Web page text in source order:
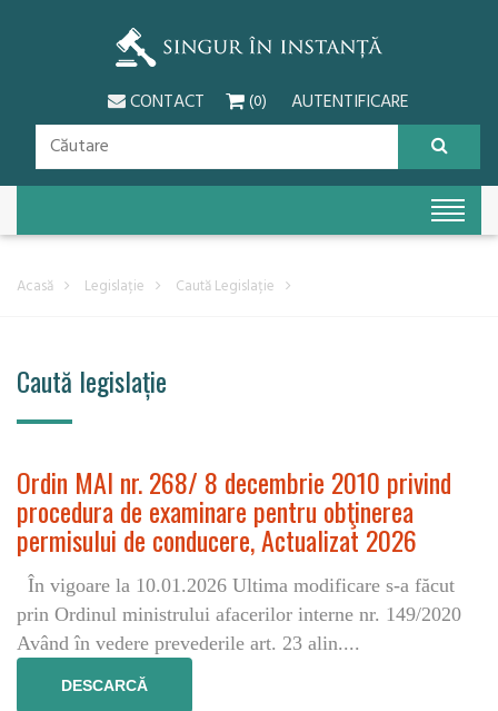
CONTACT (0) AUTENTIFICARE
Acasă Legislație Caută Legislație
Caută legislație
Ordin MAI nr. 268/ 8 decembrie 2010 privind
procedura de examinare pentru obţinerea
permisului de conducere, Actualizat 2026
În vigoare la 10.01.2026 Ultima modificare s-a făcut
prin Ordinul ministrului afacerilor interne nr. 149/2020
Având în vedere prevederile art. 23 alin....
DESCARCĂ